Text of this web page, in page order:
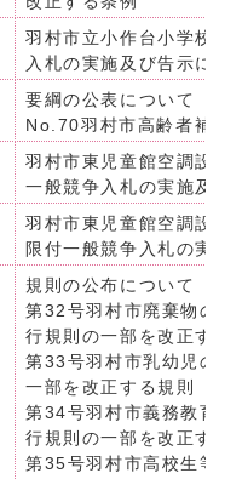
羽村市立小作台小学校体
入札の実施及び告示につ
要綱の公表について（
No.70羽村市高齢者補聴
羽村市東児童館空調設
一般競争入札の実施及び
羽村市東児童館空調設
限付一般競争入札の実施
規則の公布について（
第32号羽村市廃棄物の
行規則の一部を改正する
第33号羽村市乳幼児の
一部を改正する規則
第34号羽村市義務教育
行規則の一部を改正する
第35号羽村市高校生等